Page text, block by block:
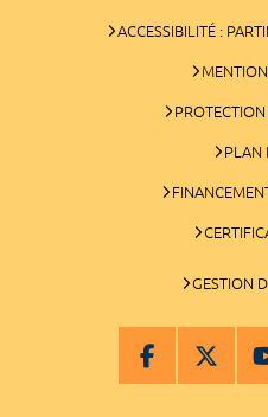
ACCESSIBILITÉ :
PLAN
GESTION